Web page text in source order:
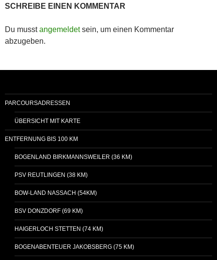
SCHREIBE EINEN KOMMENTAR
Du musstangemeldetsein, um einen Kommentar
abzugeben.
PARCOURSADRESSEN
ÜBERSICHT MIT KARTE
ENTFERNUNG BIS 100 KM
BOGENLAND BIRKMANNSWEILER (36 KM)
PSV REUTLINGEN (38 KM)
BOW-LAND NASSACH (54KM)
BSV DONZDORF (69 KM)
HAIGERLOCH STETTEN (74 KM)
BOGENABENTEUER JAKOBSBERG (75 KM)